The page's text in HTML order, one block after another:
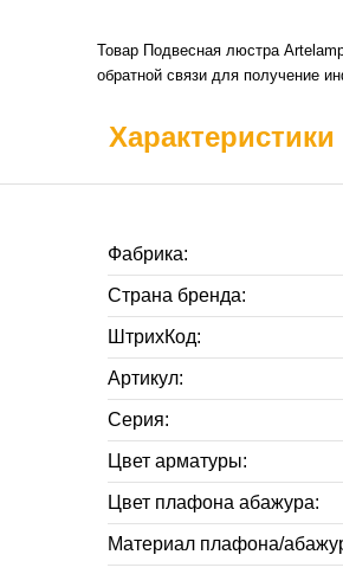
Товар Подвесная люстра
обратной связи для получение
Характеристики
Фабрика:
Страна бренда:
ШтрихКод:
Артикул:
Серия:
Цвет арматуры:
Цвет плафона абажура:
Материал плафона/